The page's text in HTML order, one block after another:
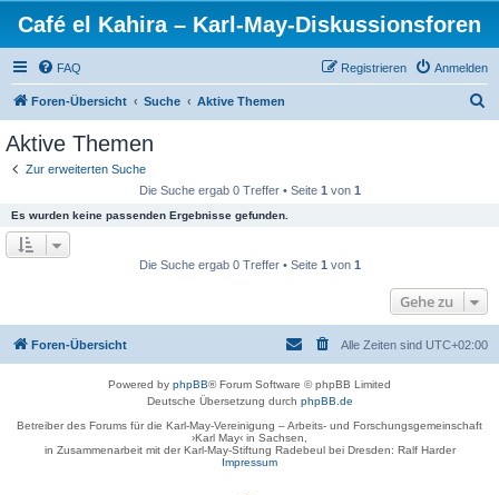
Café el Kahira – Karl-May-Diskussionsforen
FAQ Anmelden
Registrieren
Foren-Übersicht Suche Aktive Themen
Aktive Themen
Zur erweiterten Suche
Die Suche ergab 0 Treffer • Seite 1 von 1
Es wurden keine passenden Ergebnisse gefunden.
Die Suche ergab 0 Treffer • Seite 1 von 1
Gehe zu
Foren-Übersicht Alle Zeiten sind UTC+02:00
Powered by phpBB® Forum Software © phpBB Limited
Deutsche Übersetzung durch phpBB.de
Betreiber des Forums für die Karl-May-Vereinigung – Arbeits- und Forschungsgemeinschaft
›Karl May‹ in Sachsen,
in Zusammenarbeit mit der Karl-May-Stiftung Radebeul bei Dresden: Ralf Harder
Impressum